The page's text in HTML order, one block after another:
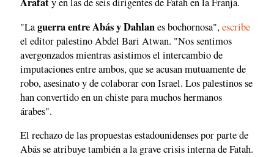
"Laguerra entre Abás y Dahlanes bochornosa",escribe
el editor palestino Abdel Bari Atwan. "Nos sentimos
avergonzados mientras asistimos el intercambio de
imputaciones entre ambos, que se acusan mutuamente de
robo, asesinato y de colaborar con Israel. Los palestinos se
han convertido en un chiste para muchos hermanos
árabes".
El rechazo de las propuestas estadounidenses por parte de
Abás se atribuye también a la grave crisis interna de Fatah.